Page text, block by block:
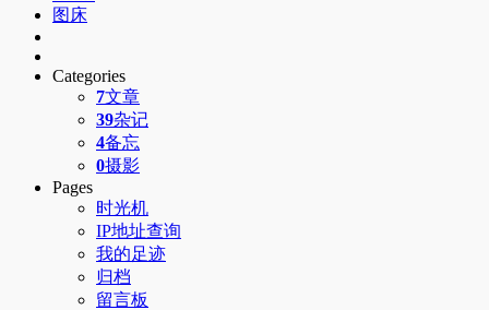
图床
Categories
7文章
39杂记
4备忘
0摄影
Pages
时光机
IP地址查询
我的足迹
归档
留言板